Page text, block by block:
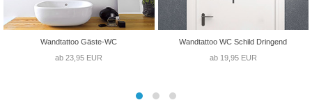
Wandtattoo Gäste-WC
ab 23,95 EUR
Wandtattoo WC Schild Dringend
ab 19,95 EUR